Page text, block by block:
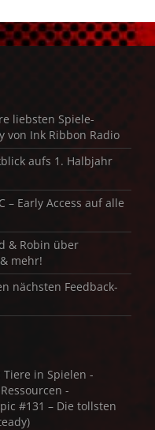
liebsten Spiele-
von Ink Ribbon Radio
aufs 1. Halbjahr
– Early Access auf alle
& Robin über
mehr!
nächsten Feedback-
Tiere in Spielen -
-
#131 – Die tollsten